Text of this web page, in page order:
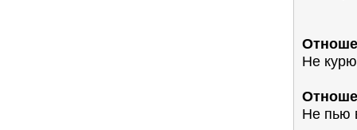
Не курю
Не пью